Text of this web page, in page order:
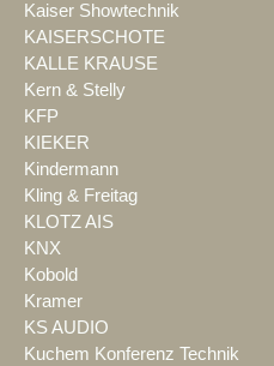
Kaiser Showtechnik
KAISERSCHOTE
KALLE KRAUSE
Kern & Stelly
KFP
KIEKER
Kindermann
Kling & Freitag
KLOTZ AIS
KNX
Kobold
Kramer
KS AUDIO
Kuchem Konferenz Technik